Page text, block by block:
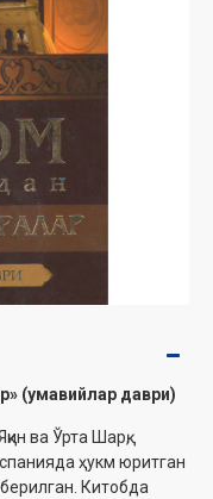
(умавийлар даври)
ва Ўрта Шарқ,
ҳукм юритган
Китобда